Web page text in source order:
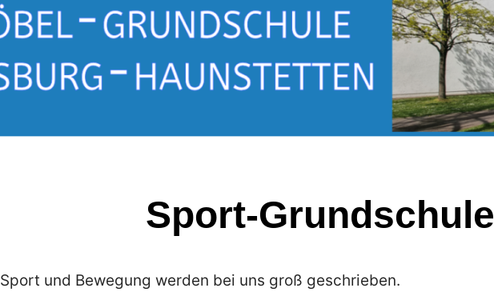
Sport-Grundschule
Sport und Bewegung werden bei uns groß geschrieben.